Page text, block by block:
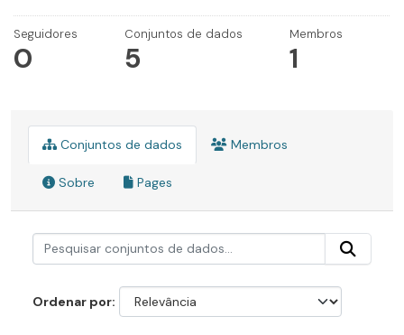
Seguidores
0
Conjuntos de dados
5
Membros
1
Conjuntos de dados Membros
Sobre Pages
Ordenar por